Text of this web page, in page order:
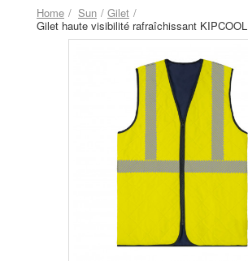
Home Sun
Gilet
Gilet haute visibilité rafraîchissant KIPCOOL